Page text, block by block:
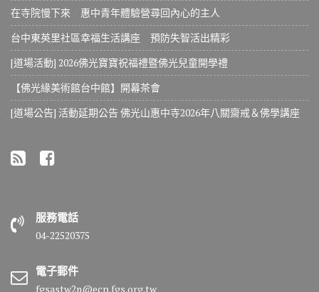
在寺院慢下來 惠中青年體驗營尋回內心的主人
台中東英里社區幸福生活講座 預防失智活出精彩
[道場活動] 2026佛光寶寶祝福禮暨佛光兒童開學禮
【佛光緣美術館台中館】開幕茶會
[道場公告] 活動延期公告 佛光山惠中寺2026年八關齋戒＆佛學講座
服務電話
04-22520375
電子郵件
fgsastw2n@ecp.fgs.org.tw